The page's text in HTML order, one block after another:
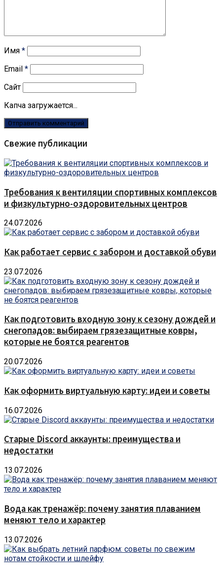
Имя *
Email *
Сайт
Капча загружается...
Свежие публикации
Требования к вентиляции спортивных комплексов
и физкультурно-оздоровительных центров
24.07.2026
Как работает сервис с забором и доставкой обуви
23.07.2026
Как подготовить входную зону к сезону дождей и
снегопадов: выбираем грязезащитные ковры,
которые не боятся реагентов
20.07.2026
Как оформить виртуальную карту: идеи и советы
16.07.2026
Старые Discord аккаунты: преимущества и
недостатки
13.07.2026
Вода как тренажёр: почему занятия плаванием
меняют тело и характер
13.07.2026